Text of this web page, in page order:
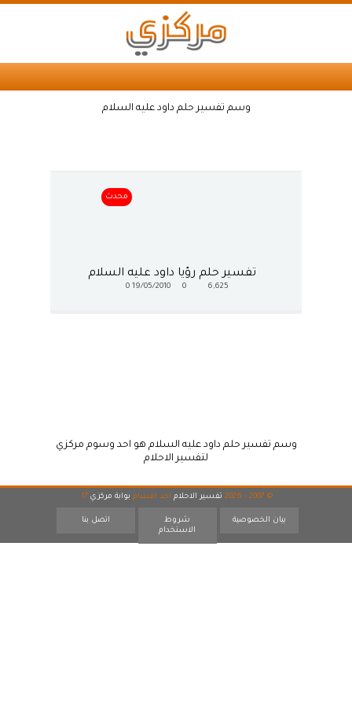
وسم تفسير حلم داود عليه السلام
محدث
تفسير حلم رؤيا داود عليه السلام
6,625
0
19/05/2010
0
وسم تفسير حلم داود عليه السلام هو احد وسوم مركزي
لتفسير الاحلام
© 2007 - 2026 تفسير الاحلام احد اقسام بوابة مركزي 17
بيان الخصوصية
شروط
الاستخدام
اتصل بنا